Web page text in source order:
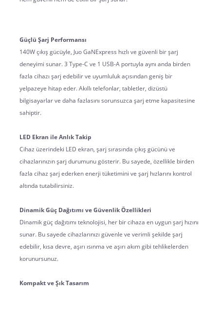
Güçlü Şarj Performansı
140W çıkış gücüyle, Juo GaNExpress hızlı ve güvenli bir şarj
deneyimi sunar. 3 Type-C ve 1 USB-A portuyla aynı anda birden
fazla cihazı şarj edebilir ve uyumluluk açısından geniş bir
yelpazeye hitap eder. Akıllı telefonlar, tabletler, dizüstü
bilgisayarlar ve daha fazlasını sorunsuzca şarj etme kapasitesine
sahiptir.
LED Ekran ile Anlık Takip
Cihaz üzerindeki LED ekran, şarj sırasında çıkış gücünü ve
cihazlarınızın şarj durumunu gösterir. Bu sayede, özellikle birden
fazla cihaz şarj ederken enerji tüketimini ve şarj hızlarını kontrol
altında tutabilirsiniz.
Dinamik Güç Dağıtımı ve Güvenlik Özellikleri
Dinamik güç dağıtımı teknolojisi, her bir cihaza en uygun şarj hızını
sunar. Bu sayede cihazlarınızı güvenle ve verimli şekilde şarj
edebilir, kısa devre, aşırı ısınma ve aşırı akım gibi tehlikelerden
korunursunuz.
Kompakt ve Şık Tasarım